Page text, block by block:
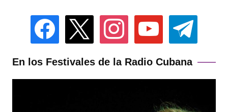
facebook instagram youtube telegram
En los Festivales de la Radio Cubana